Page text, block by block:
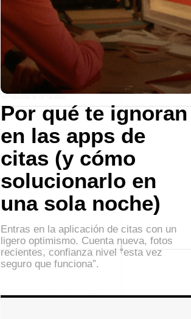
Por qué te ignoran
en las apps de
citas (y cómo
solucionarlo en
una sola noche)
Entras en la aplicación de citas con un
ligero optimismo. Cuenta nueva, fotos
recientes, confianza nivel “esta vez
seguro que funciona”.